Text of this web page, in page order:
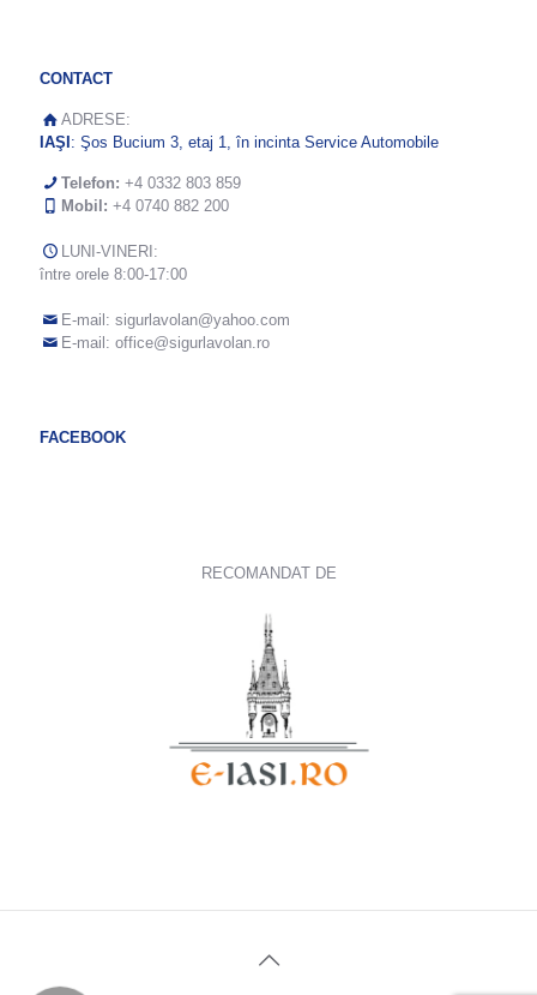
CONTACT
ADRESE:
IAŞI : Şos Bucium 3, etaj 1, în incinta Service Automobile
Telefon: +4 0332 803 859
Mobil: +4 0740 882 200
LUNI-VINERI:
între orele 8:00-17:00
E-mail:sigurlavolan@yahoo.com
E-mail:office@sigurlavolan.ro
FACEBOOK
RECOMANDAT DE